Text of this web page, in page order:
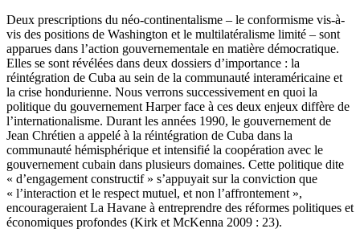
Deux prescriptions du néo-continentalisme – le conformisme vis-à-
vis des positions de Washington et le multilatéralisme limité – sont
apparues dans l’action gouvernementale en matière démocratique.
Elles se sont révélées dans deux dossiers d’importance : la
réintégration de Cuba au sein de la communauté interaméricaine et
la crise hondurienne. Nous verrons successivement en quoi la
politique du gouvernement Harper face à ces deux enjeux diffère de
l’internationalisme. Durant les années 1990, le gouvernement de
Jean Chrétien a appelé à la réintégration de Cuba dans la
communauté hémisphérique et intensifié la coopération avec le
gouvernement cubain dans plusieurs domaines. Cette politique dite
« d’engagement constructif » s’appuyait sur la conviction que
« l’interaction et le respect mutuel, et non l’affrontement »,
encourageraient La Havane à entreprendre des réformes politiques et
économiques profondes (Kirk et McKenna 2009 : 23).